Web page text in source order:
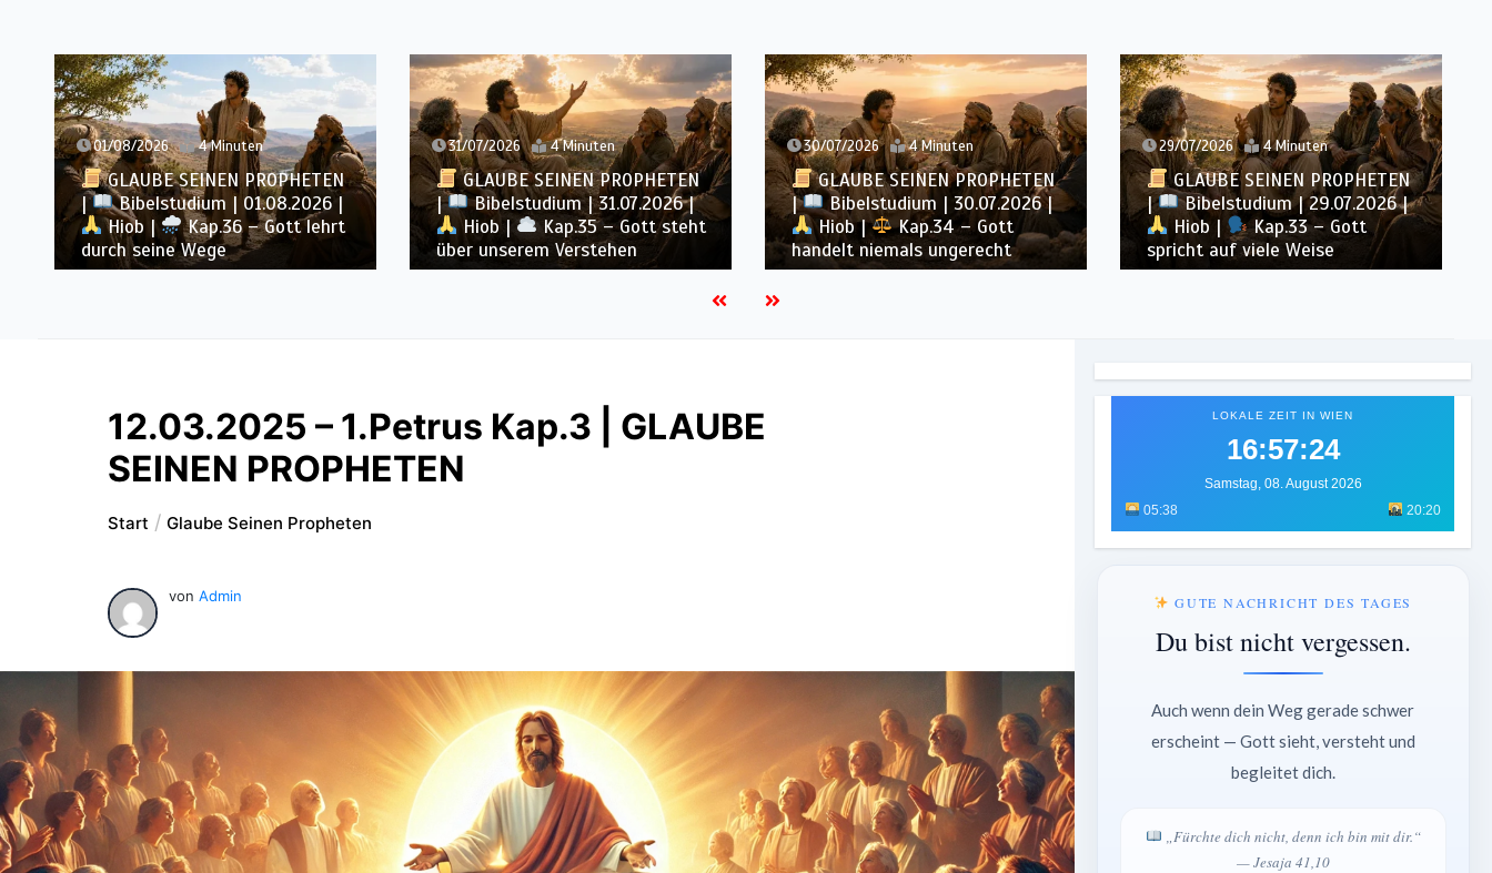
01/08/2026 4 Minuten
GLAUBE SEINEN PROPHETEN
|
Bibelstudium | 01.08.2026 |
Hiob |
Kap.36 – Gott lehrt
durch seine Wege
31/07/2026 4 Minuten
GLAUBE SEINEN PROPHETEN
|
Bibelstudium | 31.07.2026 |
Hiob |
Kap.35 – Gott steht
über unserem Verstehen
30/07/2026 4 Minuten
GLAUBE SEINEN PROPHETEN
|
Bibelstudium | 30.07.2026 |
Hiob |
Kap.34 – Gott
handelt niemals ungerecht
29/07/2026 4 Minuten
GLAUBE SEINEN PROPHETEN
|
Bibelstudium | 29.07.2026 |
Hiob |
Kap.33 – Gott
spricht auf viele Weise
12.03.2025 – 1.Petrus Kap.3 | GLAUBE
SEINEN PROPHETEN
Start Glaube Seinen Propheten
von Admin
LOKALE ZEIT IN WIEN
16:57:27
Samstag, 08. August 2026
05:38
20:20
GUTE NACHRICHT DES TAGES
Du bist nicht vergessen.
Auch wenn dein Weg gerade schwer
erscheint — Gott sieht, versteht und
begleitet dich.
„Fürchte dich nicht, denn ich bin mit dir.“
— Jesaja 41,10